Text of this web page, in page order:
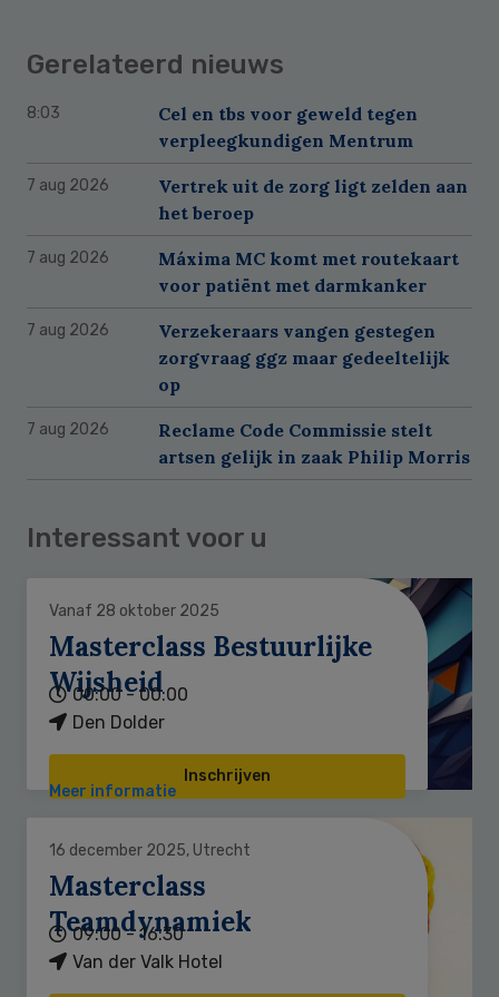
Gerelateerd nieuws
8:03
Cel en tbs voor geweld tegen
verpleegkundigen Mentrum
7 aug 2026
Vertrek uit de zorg ligt zelden aan
het beroep
7 aug 2026
Máxima MC komt met routekaart
voor patiënt met darmkanker
7 aug 2026
Verzekeraars vangen gestegen
zorgvraag ggz maar gedeeltelijk
op
7 aug 2026
Reclame Code Commissie stelt
artsen gelijk in zaak Philip Morris
Interessant voor u
Vanaf 28 oktober 2025
Masterclass Bestuurlijke
Wijsheid
00:00 - 00:00
Den Dolder
Inschrijven
Meer informatie
16 december 2025, Utrecht
Masterclass
Teamdynamiek
09:00 - 16:30
Van der Valk Hotel